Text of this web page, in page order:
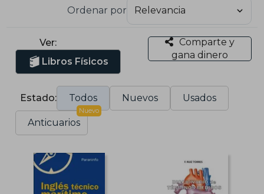
Ordenar por
Ver:
Libros Físicos
Comparte y
gana dinero
Estado: Todos Nuevos Usados
Anticuarios
Nuevo